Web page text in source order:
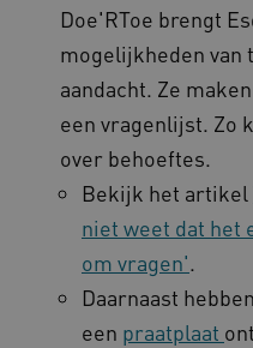
Doe'RToe brengt
mogelijkheden van
aandacht. Ze
een vragenlijst. Zo
over behoeftes.
Bekijk het artikel
niet weet dat het
om vragen'.
Daarnaast
een praatplaat
Naam
_ga
Naam
FPID